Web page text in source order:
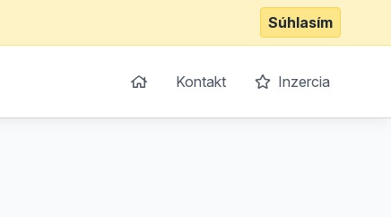
Súhlasím
Kontakt Inzercia